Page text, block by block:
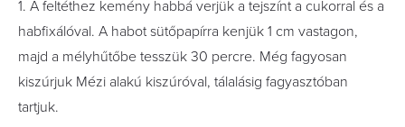
1. A feltéthez kemény habbá verjük a tejszínt a cukorral és a
habﬁxálóval. A habot sütőpapírra kenjük 1 cm vastagon,
majd a mélyhűtőbe tesszük 30 percre. Még fagyosan
kiszúrjuk Mézi alakú kiszúróval, tálalásig fagyasztóban
tartjuk.